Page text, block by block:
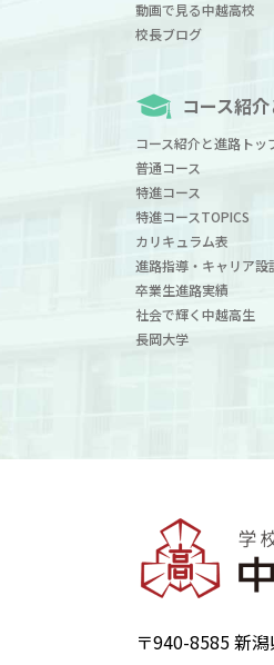
動画で見る中越高校
校長ブログ
コース紹
コース紹介と進路トッ
普通コース
特進コース
特進コースTOPICS
カリキュラム表
進路指導・キャリア設
卒業生進路実績
社会で輝く中越高生
長岡大学
〒940-8585 新